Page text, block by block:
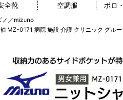
全靴 空調服 ポロ
ノ／mizuno
MZ-0171 病院 施設 介護 クリニック グ